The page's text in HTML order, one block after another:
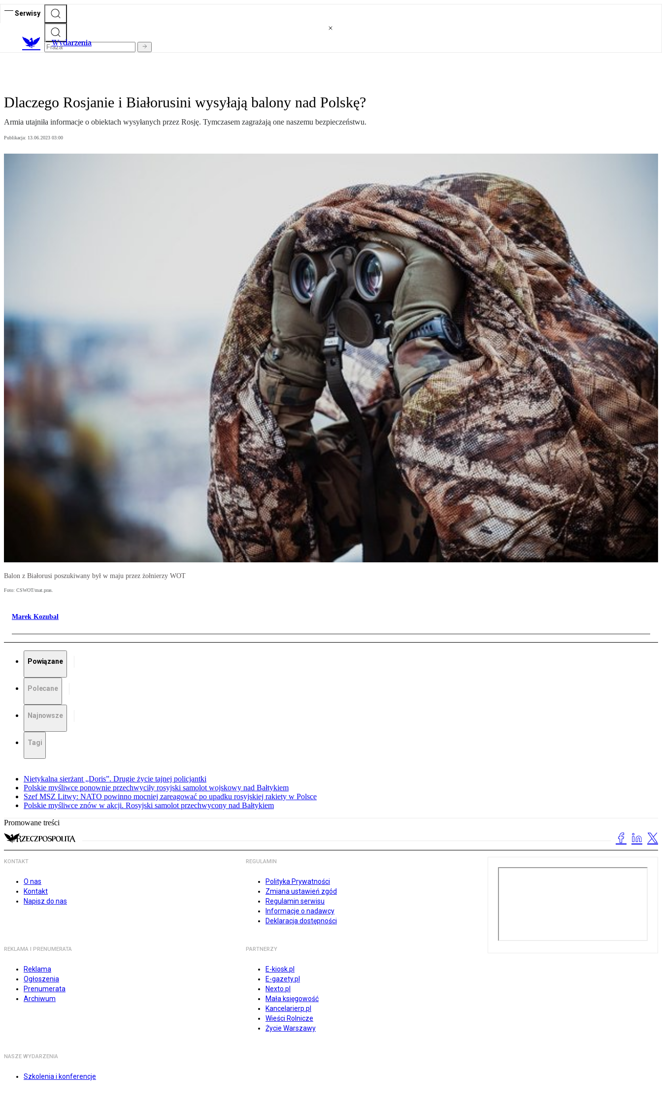
Serwisy
Wydarzenia
Dlaczego Rosjanie i Białorusini wysyłają balony nad Polskę?
Armia utajniła informacje o obiektach wysyłanych przez Rosję. Tymczasem zagrażają one naszemu bezpieczeństwu.
Publikacja: 13.06.2023 03:00
Balon z Białorusi poszukiwany był w maju przez żołnierzy WOT
Foto: CSWOT/mat.pras.
Marek Kozubal
Powiązane
Polecane
Najnowsze
Tagi
Nietykalna sierżant „Doris”. Drugie życie tajnej policjantki
Polskie myśliwce ponownie przechwyciły rosyjski samolot wojskowy nad Bałtykiem
Szef MSZ Litwy: NATO powinno mocniej zareagować po upadku rosyjskiej rakiety w Polsce
Polskie myśliwce znów w akcji. Rosyjski samolot przechwycony nad Bałtykiem
Promowane treści
KONTAKT
O nas
Kontakt
Napisz do nas
REGULAMIN
Polityka Prywatności
Zmiana ustawień zgód
Regulamin serwisu
Informacje o nadawcy
Deklaracja dostępności
REKLAMA I PRENUMERATA
Reklama
Ogłoszenia
Prenumerata
Archiwum
PARTNERZY
E-kiosk.pl
E-gazety.pl
Nexto.pl
Mała księgowość
Kancelarierp.pl
Wieści Rolnicze
Życie Warszawy
NASZE WYDARZENIA
Szkolenia i konferencje